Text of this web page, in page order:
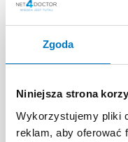
Zgoda
Niniejsza strona
Wykorzystujemy pliki
reklam, aby oferować